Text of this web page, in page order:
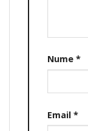
Nume *
Email *